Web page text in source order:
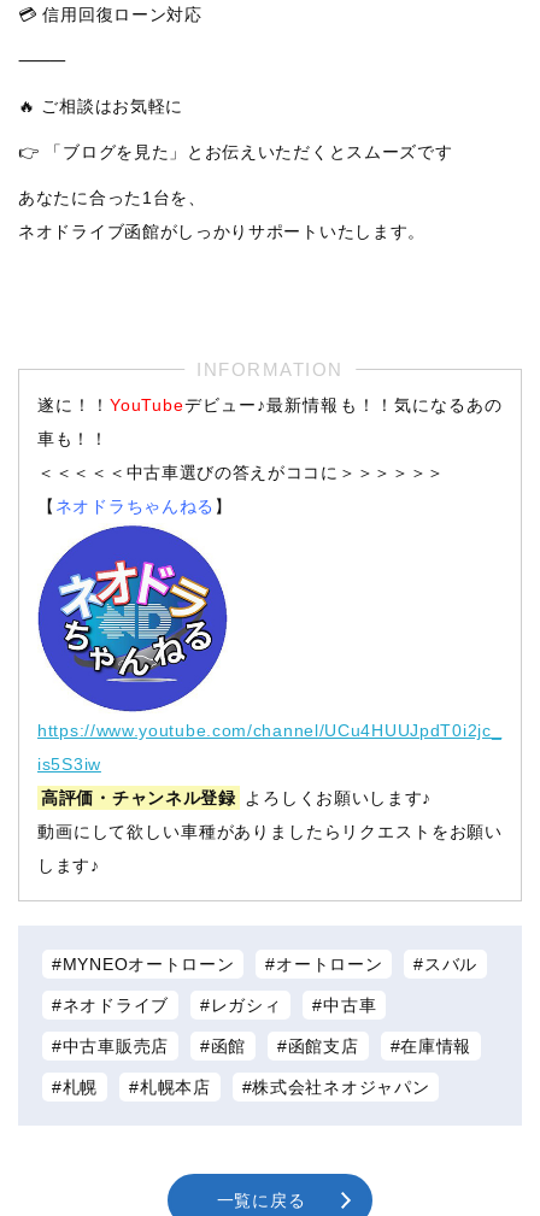
💳 信用回復ローン対応
⸻
🔥 ご相談はお気軽に
👉 「ブログを見た」とお伝えいただくとスムーズです
あなたに合った1台を、
ネオドライブ函館がしっかりサポートいたします。
遂に！！YouTubeデビュー♪最新情報も！！気になるあの
車も！！
＜＜＜＜＜中古車選びの答えがココに＞＞＞＞＞＞
【 ネオドラちゃんねる 】
https://www.youtube.com/channel/UCu4HUUJpdT0i2jc_
is5S3iw
高評価・チャンネル登録
よろしくお願いします♪
動画にして欲しい車種がありましたらリクエストをお願い
します♪
MYNEOオートローン オートローン スバル
ネオドライブ レガシィ 中古車
中古車販売店 函館 函館支店 在庫情報
札幌 札幌本店 株式会社ネオジャパン
一覧に戻る